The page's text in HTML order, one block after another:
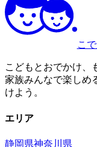
こ
こどもとおでかけ、
家族みんなで楽しめ
けよう。
エリア
静岡県神奈川県